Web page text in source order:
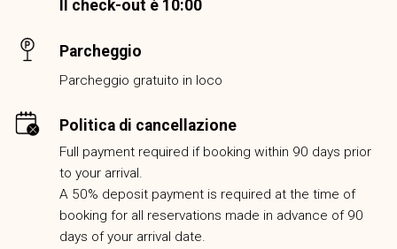
Il check-out è 10:00
Parcheggio
Parcheggio gratuito in loco
Politica di cancellazione
Full payment required if booking within 90 days prior
to your arrival.
A 50% deposit payment is required at the time of
booking for all reservations made in advance of 90
days of your arrival date.